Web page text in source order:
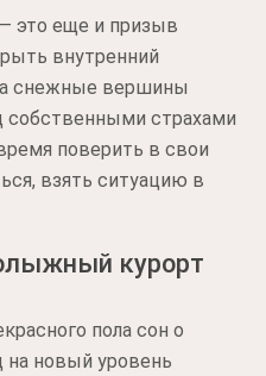
это еще и призыв
внутренний
снежные вершины
собственными страхами
поверить в свои
взять ситуацию в
курорт
пола сон о
на новый уровень